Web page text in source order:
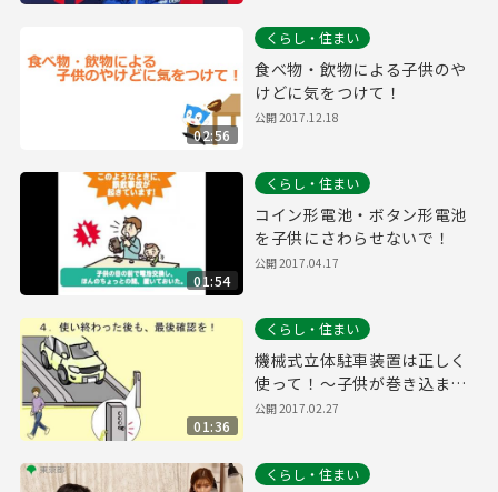
02:56
くらし・住まい
食べ物・飲物による子供のや
けどに気をつけて！
公開2017.12.18
01:54
くらし・住まい
コイン形電池・ボタン形電池
を子供にさわらせないで！
公開2017.04.17
01:36
くらし・住まい
機械式立体駐車装置は正しく
使って！～子供が巻き込まれ
る重大な事故が発生していま
公開2017.02.27
くらし・住まい